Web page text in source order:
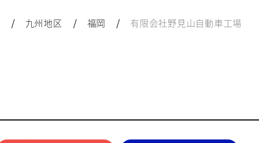
/ 九州地区 / 福岡 / 有限会社野見山自動車工場